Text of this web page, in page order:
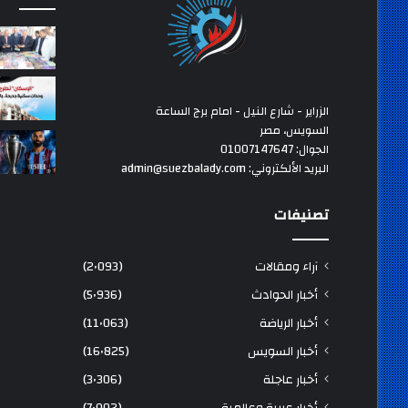
الزراير - شارع النيل - امام برج الساعة
السويس، مصر
الجوال: 01007147647
البريد الألكتروني: admin@suezbalady.com
تصنيفات
آراء ومقالات
(2٬093)
أخبار الحوادث
(5٬936)
أخبار الرياضة
(11٬063)
أخبار السويس
(16٬825)
أخبار عاجلة
(3٬306)